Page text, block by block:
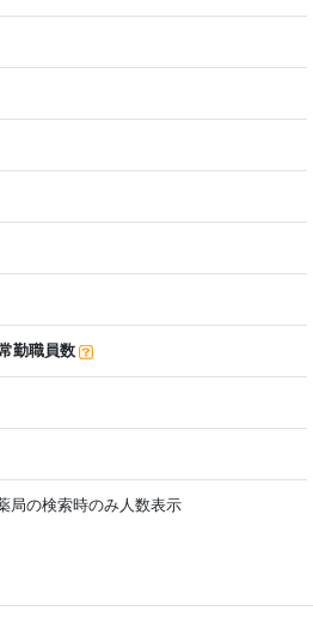
勤職員数
局の検索時のみ人数表示